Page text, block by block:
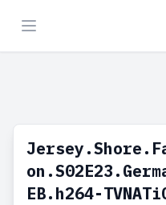
EB.h264-